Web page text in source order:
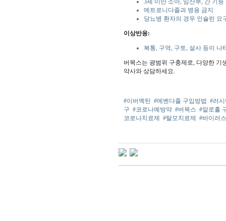
3세 미만 소아, 임산부, 간 기
메트로니다졸과 병용 금지
당뇨병 환자의 경우 인슐린 요
이상반응:
복통, 구역, 구토, 설사 등이 나
버목스는 광범위 구충제로, 다양한 기
약사와 상담하세요.
#이버멕틴 #메벤다졸 구입방법 #러
구 #코로나예방약 #버목스 #알로홀
코로나치료제
#탈모치료제 #바이러